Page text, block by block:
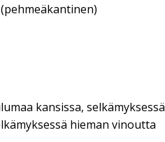
kansissa, selkämyksessä
hieman vinoutta